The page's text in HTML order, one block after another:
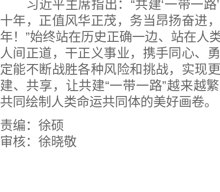
习近平主席指出：“共建‘一带一路
十年，正值风华正茂，务当昂扬奋进
年！”始终站在历史正确一边、站在人
人间正道，干正义事业，携手同心、
定能不断战胜各种风险和挑战，实现
建、共享，让共建“一带一路”越来越
共同绘制人类命运共同体的美好画卷。
责编：徐硕
审核：徐晓敬